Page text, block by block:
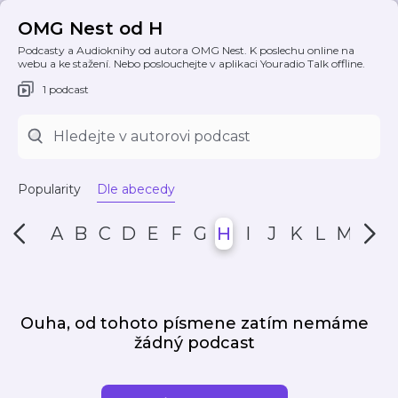
OMG Nest od H
Podcasty a Audioknihy od autora OMG Nest. K poslechu online na
webu a ke stažení. Nebo poslouchejte v aplikaci Youradio Talk offline.
1 podcast
Popularity Dle abecedy
A B C D E F G H I J K L M N
Ouha, od tohoto písmene zatím nemáme
žádný podcast